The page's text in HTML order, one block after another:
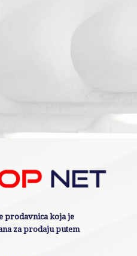
prodavnica koja je
za prodaju putem